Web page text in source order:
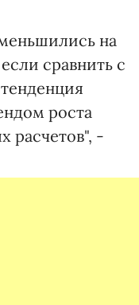
на
сравнить с
роста
расчетов", -